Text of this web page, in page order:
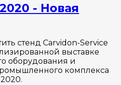
- Новая
стенд Carvidon-Service
выставке
оборудования и
комплекса